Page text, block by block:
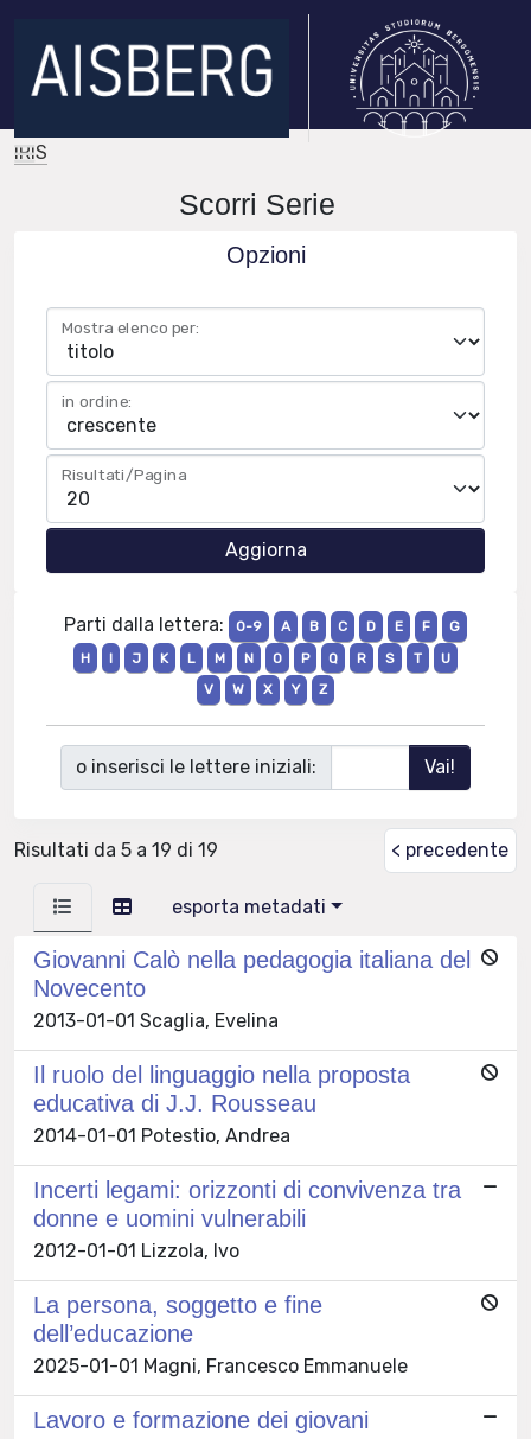
IRIS
Scorri Serie
Opzioni
Mostra elenco per:
in ordine:
Risultati/Pagina
Parti dalla lettera: 0-9 A B C D E F
G
H
I J K L M N O P Q R S T
U
V
W X Y Z
o inserisci le lettere iniziali:
Risultati da 5 a 19 di 19 < precedente
esporta metadati
Giovanni Calò nella pedagogia italiana del
Novecento
2013-01-01 Scaglia, Evelina
Il ruolo del linguaggio nella proposta
educativa di J.J. Rousseau
2014-01-01 Potestio, Andrea
Incerti legami: orizzonti di convivenza tra
donne e uomini vulnerabili
2012-01-01 Lizzola, Ivo
La persona, soggetto e fine
dell’educazione
2025-01-01 Magni, Francesco Emmanuele
Lavoro e formazione dei giovani